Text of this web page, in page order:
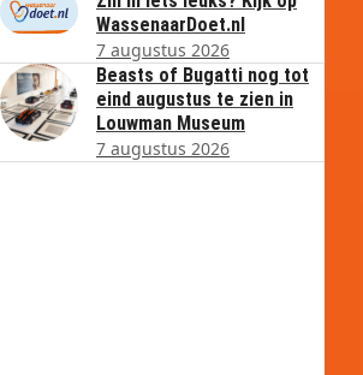
WassenaarDoet.nl
7 augustus 2026
Beasts of Bugatti nog tot
eind augustus te zien in
Louwman Museum
7 augustus 2026